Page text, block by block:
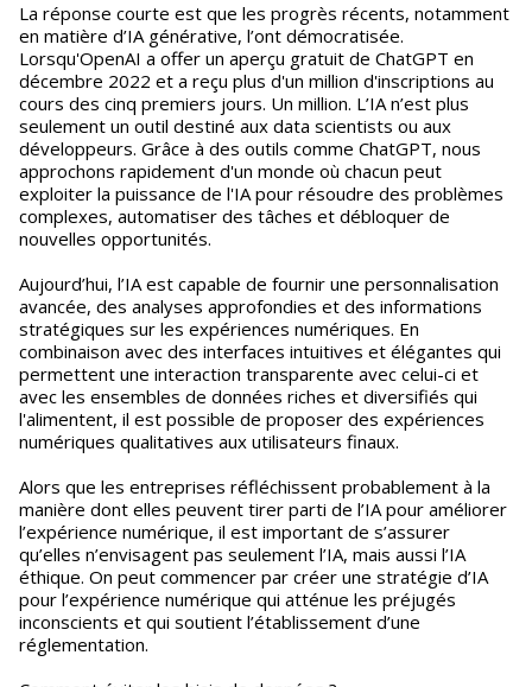
La réponse courte est que les progrès récents, notamment
en matière d’IA générative, l’ont démocratisée.
Lorsqu'OpenAI a offer un aperçu gratuit de ChatGPT en
décembre 2022 et a reçu plus d'un million d'inscriptions au
cours des cinq premiers jours. Un million. L’IA n’est plus
seulement un outil destiné aux data scientists ou aux
développeurs. Grâce à des outils comme ChatGPT, nous
approchons rapidement d'un monde où chacun peut
exploiter la puissance de l'IA pour résoudre des problèmes
complexes, automatiser des tâches et débloquer de
nouvelles opportunités.
Aujourd’hui, l’IA est capable de fournir une personnalisation
avancée, des analyses approfondies et des informations
stratégiques sur les expériences numériques. En
combinaison avec des interfaces intuitives et élégantes qui
permettent une interaction transparente avec celui-ci et
avec les ensembles de données riches et diversifiés qui
l'alimentent, il est possible de proposer des expériences
numériques qualitatives aux utilisateurs finaux.
Alors que les entreprises réfléchissent probablement à la
manière dont elles peuvent tirer parti de l’IA pour améliorer
l’expérience numérique, il est important de s’assurer
qu’elles n’envisagent pas seulement l’IA, mais aussi l’IA
éthique. On peut commencer par créer une stratégie d’IA
pour l’expérience numérique qui atténue les préjugés
inconscients et qui soutient l’établissement d’une
réglementation.